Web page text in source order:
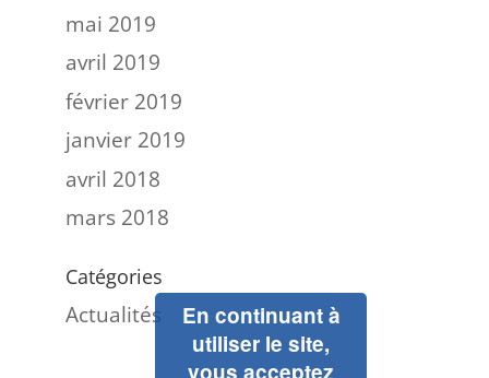
mai 2019
avril 2019
février 2019
janvier 2019
avril 2018
mars 2018
Catégories
Actualités
En continuant à
utiliser le site,
vous acceptez